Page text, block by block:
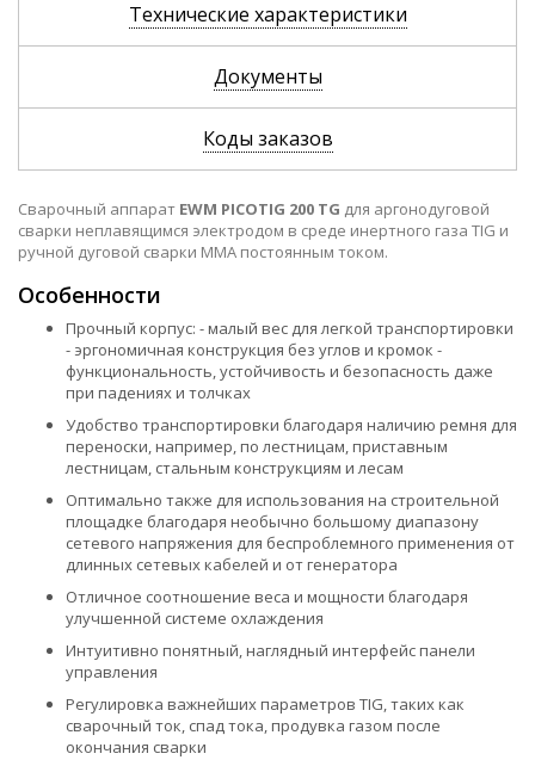
Технические характеристики
Документы
Коды заказов
Сварочный аппарат EWM PICOTIG 200 TG для аргонодуговой
сварки неплавящимся электродом в среде инертного газа TIG и
ручной дуговой сварки MMA постоянным током.
Особенности
Прочный корпус: - малый вес для легкой транспортировки
- эргономичная конструкция без углов и кромок -
функциональность, устойчивость и безопасность даже
при падениях и толчках
Удобство транспортировки благодаря наличию ремня для
переноски, например, по лестницам, приставным
лестницам, стальным конструкциям и лесам
Оптимально также для использования на строительной
площадке благодаря необычно большому диапазону
сетевого напряжения для беспроблемного применения от
длинных сетевых кабелей и от генератора
Отличное соотношение веса и мощности благодаря
улучшенной системе охлаждения
Интуитивно понятный, наглядный интерфейс панели
управления
Регулировка важнейших параметров TIG, таких как
сварочный ток, спад тока, продувка газом после
окончания сварки